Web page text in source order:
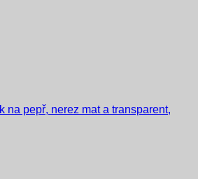
na pepř, nerez mat a transparent,